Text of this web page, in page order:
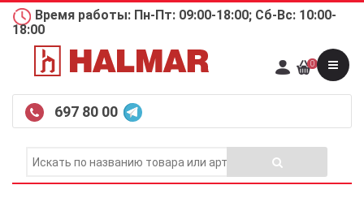
Время работы: Пн-Пт: 09:00-18:00; Сб-Вс: 10:00-
18:00
697 80 00
0